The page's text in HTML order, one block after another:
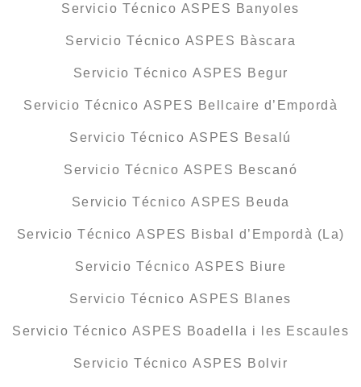
Servicio Técnico ASPES Banyoles
Servicio Técnico ASPES Bàscara
Servicio Técnico ASPES Begur
Servicio Técnico ASPES Bellcaire d’Empordà
Servicio Técnico ASPES Besalú
Servicio Técnico ASPES Bescanó
Servicio Técnico ASPES Beuda
Servicio Técnico ASPES Bisbal d’Empordà (La)
Servicio Técnico ASPES Biure
Servicio Técnico ASPES Blanes
Servicio Técnico ASPES Boadella i les Escaules
Servicio Técnico ASPES Bolvir